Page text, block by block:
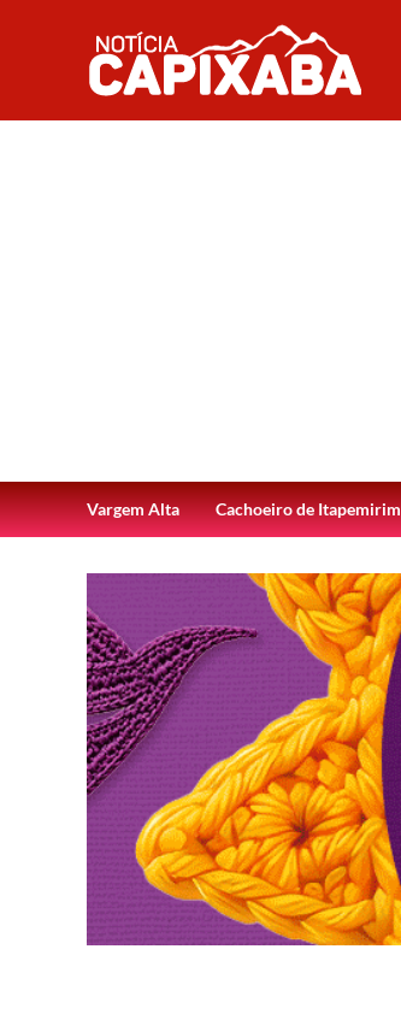
Vargem Alta Cachoeiro de Itapemirim